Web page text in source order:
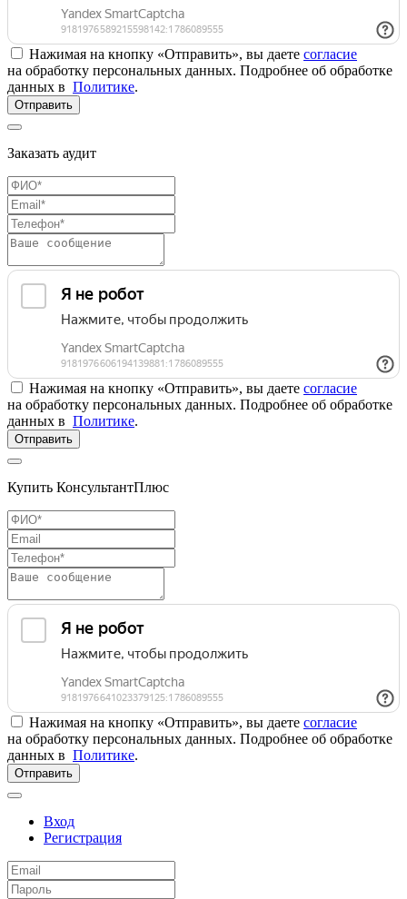
Нажимая на кнопку «Отправить», вы даете согласие
на обработку персональных данных. Подробнее об обработке
данных в Политике.
Отправить
Заказать аудит
Нажимая на кнопку «Отправить», вы даете согласие
на обработку персональных данных. Подробнее об обработке
данных в Политике.
Отправить
Купить КонсультантПлюс
Нажимая на кнопку «Отправить», вы даете согласие
на обработку персональных данных. Подробнее об обработке
данных в Политике.
Отправить
Вход
Регистрация